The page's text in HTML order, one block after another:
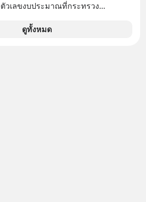
ตัวเลขงบประมาณที่กระทรวง
รายจ่ายประจำปี 2568 ซึ่งมากที่สุดเป็น
ดูทั้งหมด